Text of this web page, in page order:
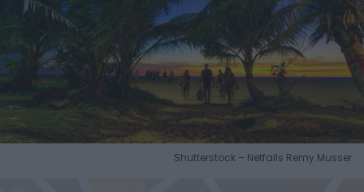
Shutterstock – Netfalls Remy Musser